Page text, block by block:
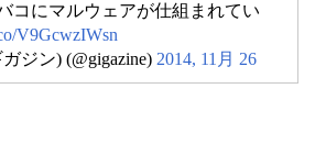
コにマルウェアが仕組まれてい
V9GcwzIWsn
ジン) (@gigazine) 2014, 11月 26